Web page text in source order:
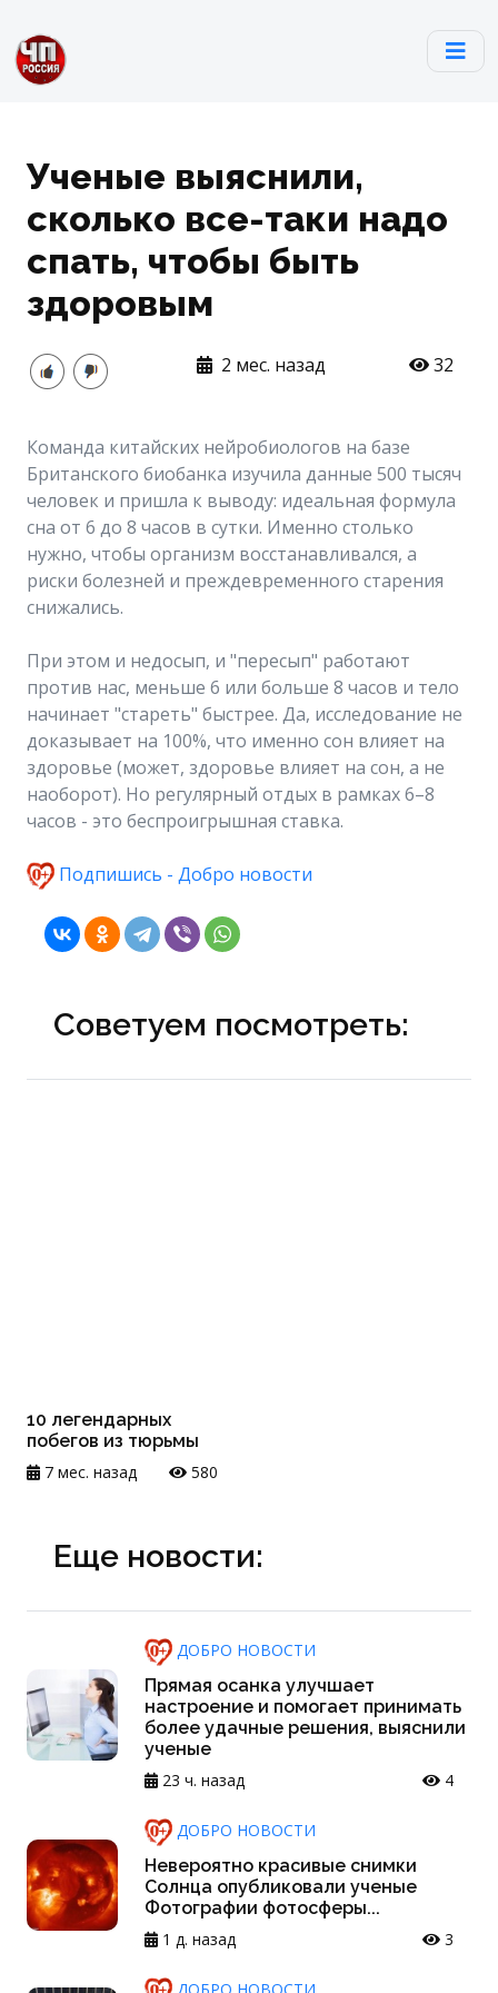
Ученые выяснили,
сколько все-таки надо
спать, чтобы быть
здоровым
2 мес. назад 32
Команда китайских нейробиологов на базе
Британского биобанка изучила данные 500 тысяч
человек и пришла к выводу: идеальная формула
сна от 6 до 8 часов в сутки. Именно столько
нужно, чтобы организм восстанавливался, а
риски болезней и преждевременного старения
снижались.
При этом и недосып, и "пересып" работают
против нас, меньше 6 или больше 8 часов и тело
начинает "стареть" быстрее. Да, исследование не
доказывает на 100%, что именно сон влияет на
здоровье (может, здоровье влияет на сон, а не
наоборот). Но регулярный отдых в рамках 6–8
часов - это беспроигрышная ставка.
Подпишись - Добро новости
Советуем посмотреть:
10 легендарных
побегов из тюрьмы
7 мес. назад
580
Еще новости:
ДОБРО НОВОСТИ
Прямая осанка улучшает
настроение и помогает принимать
более удачные решения, выяснили
ученые
23 ч. назад
4
ДОБРО НОВОСТИ
Невероятно красивые снимки
Солнца опубликовали ученые
Фотографии фотосферы...
1 д. назад
3